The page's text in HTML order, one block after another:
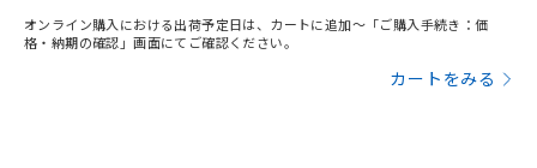
オンライン購入における出荷予定日は、カートに追加～「ご購入手続き：価
格・納期の確認」画面にてご確認ください。
カートをみる